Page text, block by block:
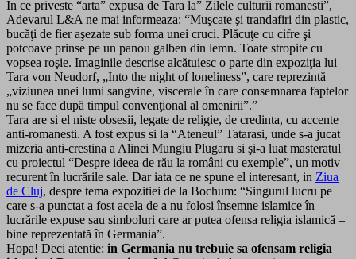
In ce priveste “arta” expusa de Tara la” Zilele culturii romanesti”,
Adevarul L&A ne mai informeaza: “Muşcate şi trandafiri din plastic,
bucăţi de fier aşezate sub forma unei cruci. Plăcuţe cu cifre şi
potcoave prinse pe un panou galben din lemn. Toate stropite cu
vopsea roşie. Imaginile descrise alcătuiesc o parte din expoziţia lui
Tara von Neudorf, „Into the night of loneliness”, care reprezintă
„viziunea unei lumi sangvine, viscerale în care consemnarea faptelor
nu se face după timpul convenţional al omenirii”.”
Tara are si el niste obsesii, legate de religie, de credinta, cu accente
anti-romanesti. A fost expus si la “Ateneul” Tatarasi, unde s-a jucat
mizeria anti-crestina a Alinei Mungiu Plugaru si şi-a luat masteratul
cu proiectul “Despre ideea de rău la români cu exemple”, un motiv
recurent în lucrările sale. Dar iata ce ne spune el interesant, in Ziua
de Cluj, despre tema expozitiei de la Bochum: “Singurul lucru pe
care s-a punctat a fost acela de a nu folosi însemne islamice în
lucrările expuse sau simboluri care ar putea ofensa religia islamică –
bine reprezentată în Germania”.
Hopa! Deci atentie: in Germania nu trebuie sa ofensam religia